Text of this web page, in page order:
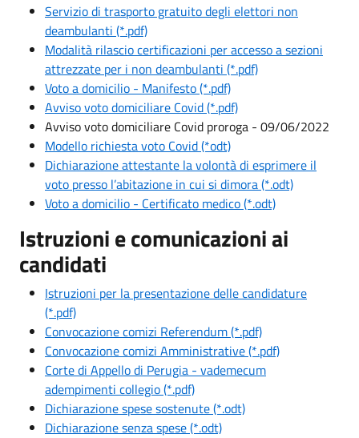
Servizio di trasporto gratuito degli elettori non
deambulanti (*.pdf)
Modalità rilascio certificazioni per accesso a sezioni
attrezzate per i non deambulanti (*.pdf)
Voto a domicilio - Manifesto (*.pdf)
Avviso voto domiciliare Covid (*.pdf)
Avviso voto domiciliare Covid proroga - 09/06/2022
Modello richiesta voto Covid (*odt)
Dichiarazione attestante la volontà di esprimere il
voto presso l’abitazione in cui si dimora (*.odt)
Voto a domicilio - Certificato medico (*.odt)
Istruzioni e comunicazioni ai
candidati
Istruzioni per la presentazione delle candidature
(*.pdf)
Convocazione comizi Referendum (*.pdf)
Convocazione comizi Amministrative (*.pdf)
Corte di Appello di Perugia - vademecum
adempimenti collegio (*.pdf)
Dichiarazione spese sostenute (*.odt)
Dichiarazione senza spese (*.odt)